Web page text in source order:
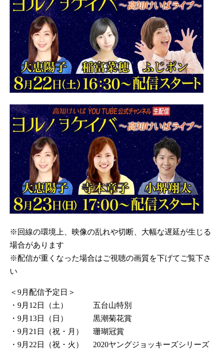
※回線の環境上、映像の乱れや切断、大幅な遅延が生じる
場合があります
※配信が重くなった場合はご視聴の画質を下げてご覧下さ
い
＜9月配信予定日＞
・9月12日（土） 五台山特別
・9月13日（日） 黒潮菊花賞
・9月21日（祝・月） 珊瑚冠賞
・9月22日（祝・火） 2020ヤングジョッキーズシリーズ